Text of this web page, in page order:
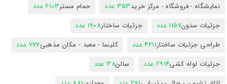
نمایشگاه - فروشگاه - مرکز خرید353 عدد حمام مستر2103 عدد
جزئیات ستون1157 عدد جزئیات ساختار1908 عدد
طراحی جزئیات ساختار4211 عدد کلیسا - معبد - مکان مذهبی777 عدد
جزئیات لوله کشی2914 عدد سالن38 عدد